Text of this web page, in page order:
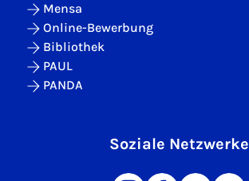
Mensa
Online-Bewerbung
Bibliothek
PAUL
PANDA
Soziale Netzwerke